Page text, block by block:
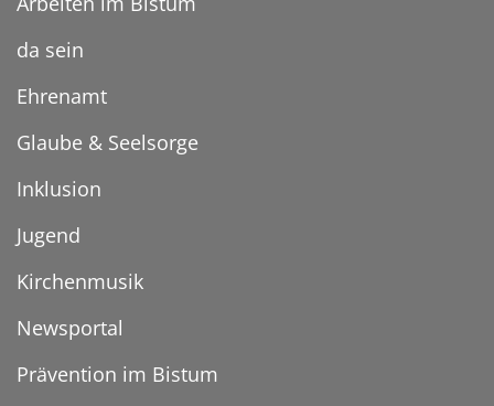
da sein
Ehrenamt
Glaube & Seelsorge
Inklusion
Jugend
Kirchenmusik
Newsportal
Prävention im Bistum